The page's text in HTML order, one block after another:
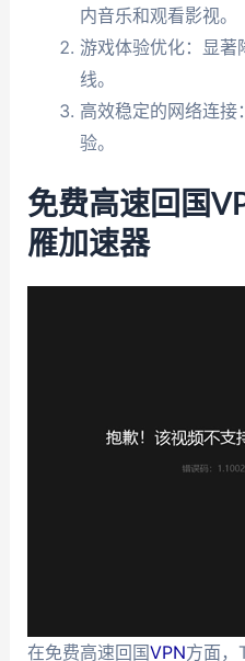
内音乐和观看影视。
游戏体验优化：显著
线。
高效稳定的网络连接
验。
免费高速回国
雁加速器
在免费高速回国VPN方面，